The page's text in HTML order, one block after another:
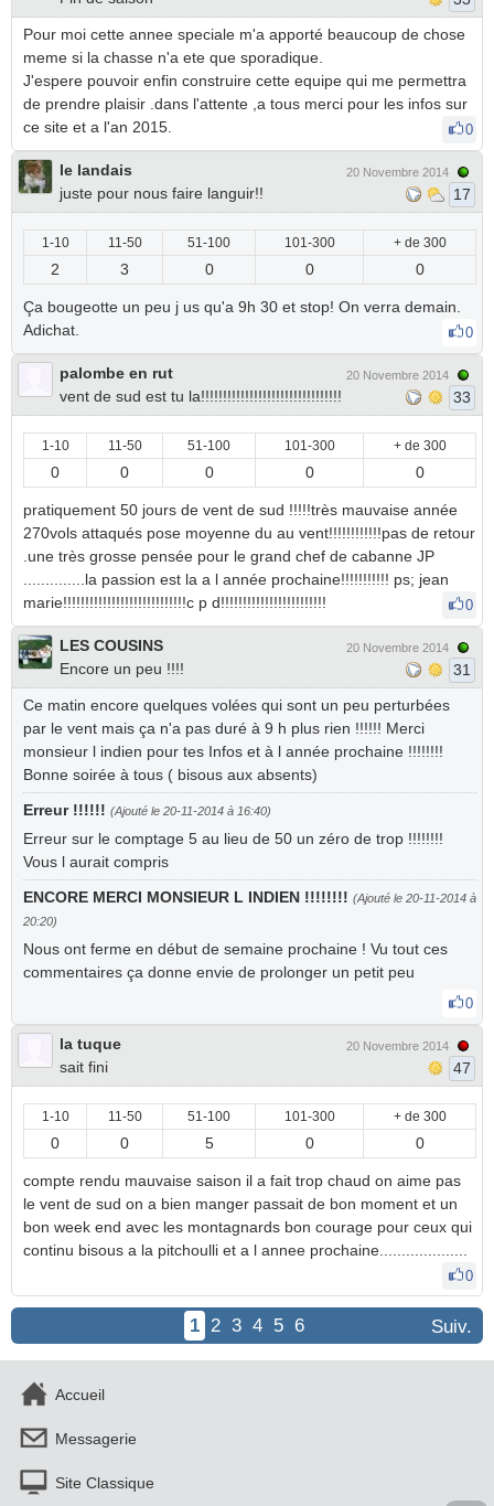
Pour moi cette annee speciale m'a apporté beaucoup de chose
meme si la chasse n'a ete que sporadique.
J'espere pouvoir enfin construire cette equipe qui me permettra
de prendre plaisir .dans l'attente ,a tous merci pour les infos sur
ce site et a l'an 2015.
0
le landais
juste pour nous faire languir!!
20 Novembre 2014
17
1-10 11-50 51-100 101-300 + de 300
2 3 0 0 0
Ça bougeotte un peu j us qu'a 9h 30 et stop! On verra demain.
Adichat.
0
palombe en rut
vent de sud est tu la!!!!!!!!!!!!!!!!!!!!!!!!!!!!!!!!
20 Novembre 2014
33
1-10 11-50 51-100 101-300 + de 300
0 0 0 0 0
pratiquement 50 jours de vent de sud !!!!!très mauvaise année
270vols attaqués pose moyenne du au vent!!!!!!!!!!!!pas de retour
.une très grosse pensée pour le grand chef de cabanne JP
..............la passion est la a l année prochaine!!!!!!!!!!! ps; jean
marie!!!!!!!!!!!!!!!!!!!!!!!!!!!!c p d!!!!!!!!!!!!!!!!!!!!!!!!
0
LES COUSINS
Encore un peu !!!!
20 Novembre 2014
31
Ce matin encore quelques volées qui sont un peu perturbées
par le vent mais ça n'a pas duré à 9 h plus rien !!!!!! Merci
monsieur l indien pour tes Infos et à l année prochaine !!!!!!!!
Bonne soirée à tous ( bisous aux absents)
Erreur !!!!!! (Ajouté le 20-11-2014 à 16:40)
Erreur sur le comptage 5 au lieu de 50 un zéro de trop !!!!!!!!
Vous l aurait compris
ENCORE MERCI MONSIEUR L INDIEN !!!!!!!! (Ajouté le 20-11-2014 à
20:20)
Nous ont ferme en début de semaine prochaine ! Vu tout ces
commentaires ça donne envie de prolonger un petit peu
0
la tuque
sait fini
20 Novembre 2014
47
1-10 11-50 51-100 101-300 + de 300
0 0 5 0 0
compte rendu mauvaise saison il a fait trop chaud on aime pas
le vent de sud on a bien manger passait de bon moment et un
bon week end avec les montagnards bon courage pour ceux qui
continu bisous a la pitchoulli et a l annee prochaine....................
0
Suiv.
1 2 3 4 5 6
Accueil
Messagerie
Site Classique